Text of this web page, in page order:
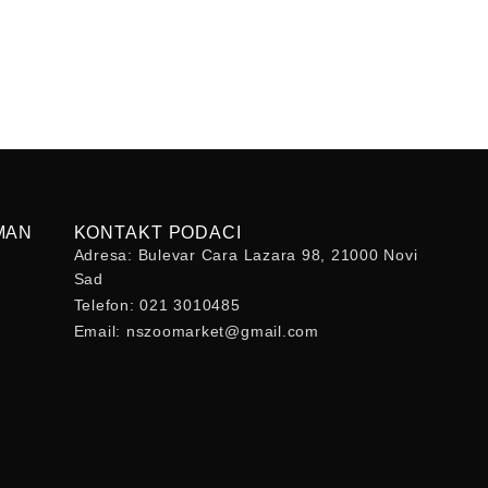
KONTAKT PODACI
Adresa: Bulevar Cara Lazara 98, 21000 Novi
Sad
Telefon: 021 3010485
Email: nszoomarket@gmail.com